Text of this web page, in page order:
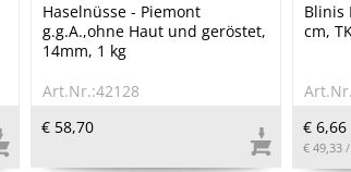
Haselnüsse - Piemont
g.g.A.,ohne Haut und geröstet,
14mm, 1 kg
Art.Nr.:42128
€ 58,70
Blinis
cm,
€ 6,66
€ 49,33